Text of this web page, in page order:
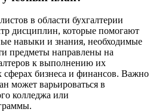
в области бухгалтерии
дисциплин, которые помогают
навыки и знания, необходимые
предметы направлены на
к выполнению их
сферах бизнеса и финансов. Важно
может варьироваться в
колледжа или